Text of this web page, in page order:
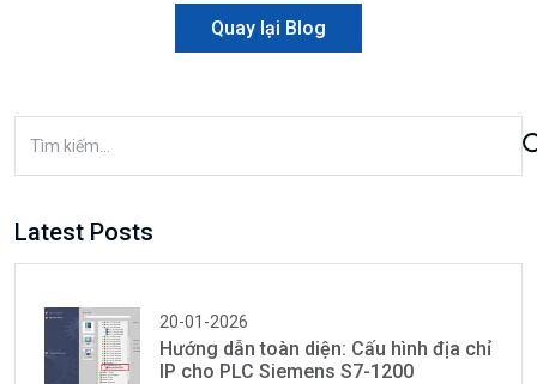
Quay lại Blog
Latest Posts
20-01-2026
Hướng dẫn toàn diện: Cấu hình địa chỉ
IP cho PLC Siemens S7-1200